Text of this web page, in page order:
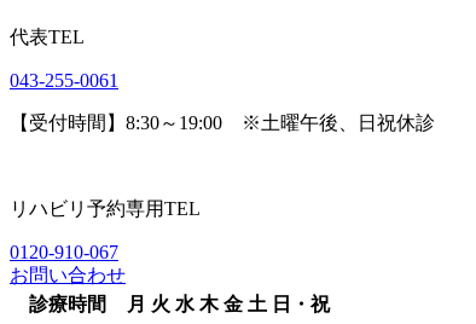
代表TEL
043-255-0061
【受付時間】8:30～19:00 ※土曜午後、日祝休診
リハビリ予約専用TEL
0120-910-067
お問い合わせ
診療時間
月 火 水 木 金 土 日・祝